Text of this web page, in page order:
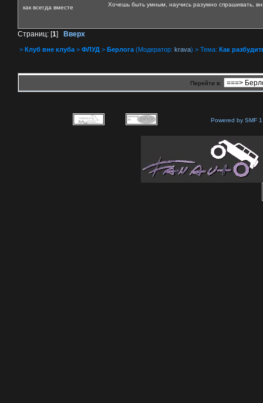
как всегда вместе Хочешь быть умным, научись разумно спрашивать,
Страниц: [1] Вверх
> Клуб вне клуба > ФЛУД > Берлога (Модератор: krava) > Тема: Как
Перейти в:
Powered by SMF